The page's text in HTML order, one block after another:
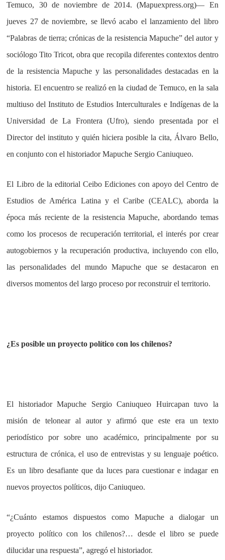
Temuco, 30 de noviembre de 2014. (Mapuexpress.org)— En
jueves 27 de noviembre, se llevó acabo el lanzamiento del libro
“Palabras de tierra; crónicas de la resistencia Mapuche” del autor y
sociólogo Tito Tricot, obra que recopila diferentes contextos dentro
de la resistencia Mapuche y las personalidades destacadas en la
historia. El encuentro se realizó en la ciudad de Temuco, en la sala
multiuso del Instituto de Estudios Interculturales e Indígenas de la
Universidad de La Frontera (Ufro), siendo presentada por el
Director del instituto y quién hiciera posible la cita, Álvaro Bello,
en conjunto con el historiador Mapuche Sergio Caniuqueo.
El Libro de la editorial Ceibo Ediciones con apoyo del Centro de
Estudios de América Latina y el Caribe (CEALC), aborda la
época más reciente de la resistencia Mapuche, abordando temas
como los procesos de recuperación territorial, el interés por crear
autogobiernos y la recuperación productiva, incluyendo con ello,
las personalidades del mundo Mapuche que se destacaron en
diversos momentos del largo proceso por reconstruir el territorio.
¿Es posible un proyecto político con los chilenos?
El historiador Mapuche Sergio Caniuqueo Huircapan tuvo la
misión de telonear al autor y afirmó que este era un texto
periodístico por sobre uno académico, principalmente por su
estructura de crónica, el uso de entrevistas y su lenguaje poético.
Es un libro desafiante que da luces para cuestionar e indagar en
nuevos proyectos políticos, dijo Caniuqueo.
“¿Cuánto estamos dispuestos como Mapuche a dialogar un
proyecto político con los chilenos?… desde el libro se puede
dilucidar una respuesta”, agregó el historiador.